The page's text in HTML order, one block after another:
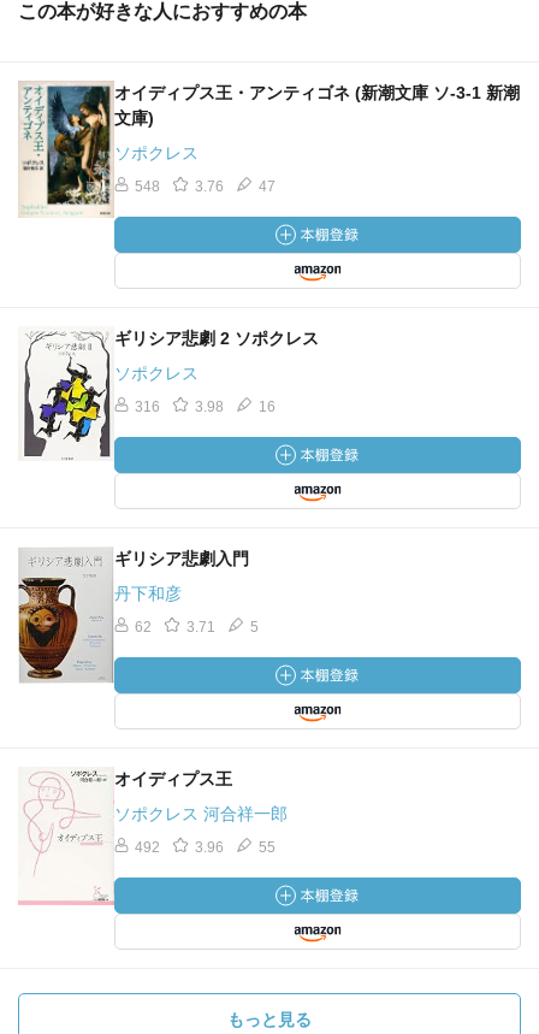
この本が好きな人におすすめの本
オイディプス王・アンティゴネ (新潮文庫 ソ-3-1 新潮
文庫)
ソポクレス
548 3.76 47
ギリシア悲劇 2 ソポクレス
ソポクレス
316 3.98 16
ギリシア悲劇入門
丹下和彦
62 3.71 5
オイディプス王
ソポクレス 河合祥一郎
492 3.96 55
もっと見る